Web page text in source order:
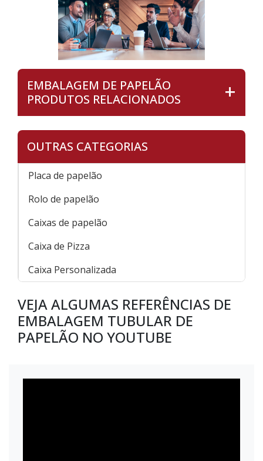
EMBALAGEM DE PAPELÃO
PRODUTOS RELACIONADOS
OUTRAS CATEGORIAS
Placa de papelão
Rolo de papelão
Caixas de papelão
Caixa de Pizza
Caixa Personalizada
VEJA ALGUMAS REFERÊNCIAS DE
EMBALAGEM TUBULAR DE
PAPELÃO NO YOUTUBE